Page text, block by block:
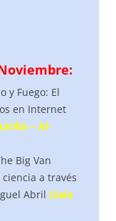
y Fuego: El
en Internet
– Al-
Big Van
a través
Abril (Sala